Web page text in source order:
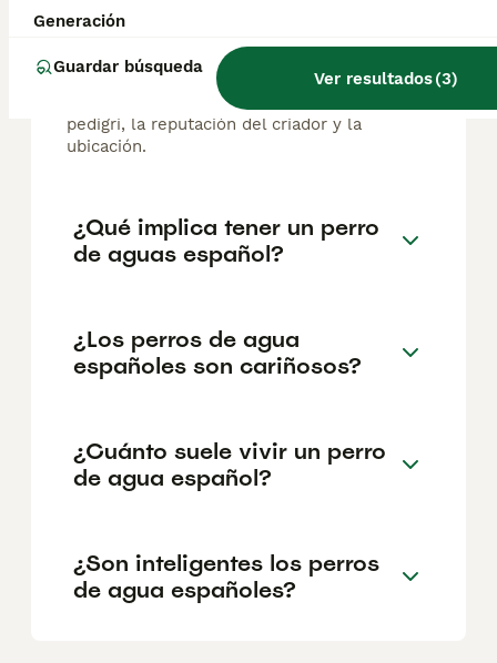
Generación
Guardar búsqueda
Ver resultados(3)
Agua Espanol en España es de
aproximadamente 540€, aunque los precios
pueden variar según factores como el
pedigrí, la reputación del criador y la
ubicación.
¿Qué implica tener un perro
de aguas español?
¿Los perros de agua
españoles son cariñosos?
¿Cuánto suele vivir un perro
de agua español?
¿Son inteligentes los perros
de agua españoles?